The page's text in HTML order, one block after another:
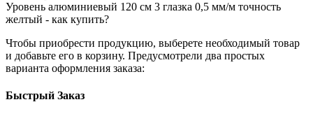
Уровень алюминиевый 120 см 3 глазка 0,5 мм/м точность
желтый - как купить?
Чтобы приобрести продукцию, выберете необходимый товар
и добавьте его в корзину. Предусмотрели два простых
варианта оформления заказа:
Быстрый Заказ